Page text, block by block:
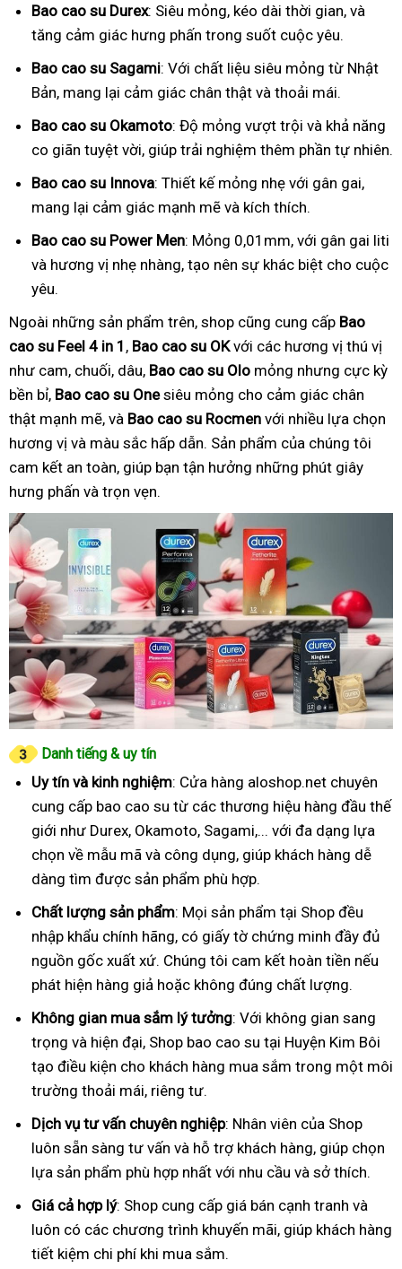
Bao cao su Durex: Siêu mỏng, kéo dài thời gian, và
tăng cảm giác hưng phấn trong suốt cuộc yêu.
Bao cao su Sagami: Với chất liệu siêu mỏng từ Nhật
Bản, mang lại cảm giác chân thật và thoải mái.
Bao cao su Okamoto: Độ mỏng vượt trội và khả năng
co giãn tuyệt vời, giúp trải nghiệm thêm phần tự nhiên.
Bao cao su Innova: Thiết kế mỏng nhẹ với gân gai,
mang lại cảm giác mạnh mẽ và kích thích.
Bao cao su Power Men: Mỏng 0,01mm, với gân gai liti
và hương vị nhẹ nhàng, tạo nên sự khác biệt cho cuộc
yêu.
Ngoài những sản phẩm trên, shop cũng cung cấp Bao
cao su Feel 4 in 1 , Bao cao su OKvới các hương vị thú vị
như cam, chuối, dâu, Bao cao su Olo mỏng nhưng cực kỳ
bền bỉ, Bao cao su Onesiêu mỏng cho cảm giác chân
thật mạnh mẽ, và Bao cao su Rocmen với nhiều lựa chọn
hương vị và màu sắc hấp dẫn. Sản phẩm của chúng tôi
cam kết an toàn, giúp bạn tận hưởng những phút giây
hưng phấn và trọn vẹn.
Danh tiếng & uy tín
Uy tín và kinh nghiệm: Cửa hàng aloshop.net chuyên
cung cấp bao cao su từ các thương hiệu hàng đầu thế
giới như Durex, Okamoto, Sagami,... với đa dạng lựa
chọn về mẫu mã và công dụng, giúp khách hàng dễ
dàng tìm được sản phẩm phù hợp.
Chất lượng sản phẩm: Mọi sản phẩm tại Shop đều
nhập khẩu chính hãng, có giấy tờ chứng minh đầy đủ
nguồn gốc xuất xứ. Chúng tôi cam kết hoàn tiền nếu
phát hiện hàng giả hoặc không đúng chất lượng.
Không gian mua sắm lý tưởng: Với không gian sang
trọng và hiện đại, Shop bao cao su tại Huyện Kim Bôi
tạo điều kiện cho khách hàng mua sắm trong một môi
trường thoải mái, riêng tư.
Dịch vụ tư vấn chuyên nghiệp: Nhân viên của Shop
luôn sẵn sàng tư vấn và hỗ trợ khách hàng, giúp chọn
lựa sản phẩm phù hợp nhất với nhu cầu và sở thích.
Giá cả hợp lý: Shop cung cấp giá bán cạnh tranh và
luôn có các chương trình khuyến mãi, giúp khách hàng
tiết kiệm chi phí khi mua sắm.